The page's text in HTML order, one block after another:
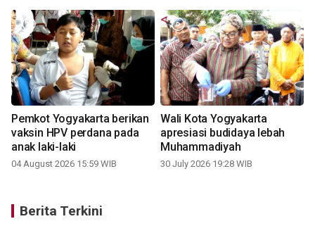
Pemkot Yogyakarta berikan
vaksin HPV perdana pada
anak laki-laki
04 August 2026 15:59 WIB
Wali Kota Yogyakarta
apresiasi budidaya lebah
Muhammadiyah
30 July 2026 19:28 WIB
Berita Terkini